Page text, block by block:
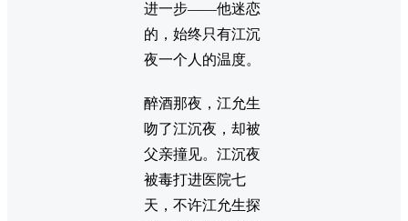
进一步——他迷恋
的，始终只有江沉
夜一个人的温度。
醉酒那夜，江允生
吻了江沉夜，却被
父亲撞见。江沉夜
被毒打进医院七
天，不许江允生探